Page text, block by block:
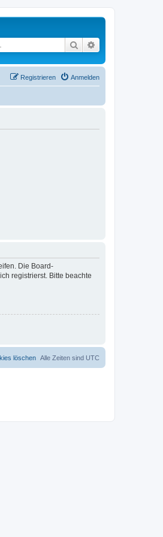
Suche
Anmelden
Registrieren
Die Board-
registrierst. Bitte beachte
Alle Zeiten sind UTC
löschen